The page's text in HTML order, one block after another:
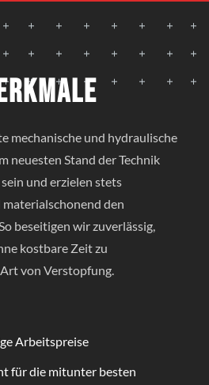
mechanische und hydraulische
neuesten Stand der Technik
und erzielen stets
den
beseitigen wir zuverlässig,
kostbare Zeit zu
von Verstopfung.
Arbeitspreise
für die mitunter besten